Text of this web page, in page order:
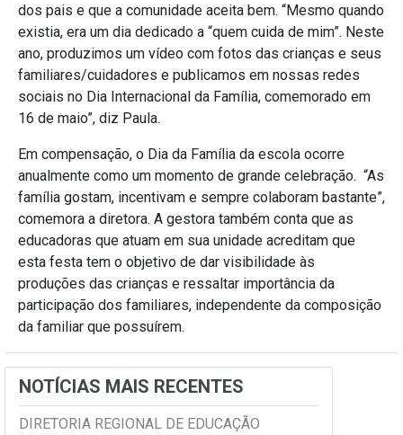
dos pais e que a comunidade aceita bem. “Mesmo quando
existia, era um dia dedicado a “quem cuida de mim”. Neste
ano, produzimos um vídeo com fotos das crianças e seus
familiares/cuidadores e publicamos em nossas redes
sociais no Dia Internacional da Família, comemorado em
16 de maio”, diz Paula.
Em compensação, o Dia da Família da escola ocorre
anualmente como um momento de grande celebração. “As
família gostam, incentivam e sempre colaboram bastante”,
comemora a diretora. A gestora também conta que as
educadoras que atuam em sua unidade acreditam que
esta festa tem o objetivo de dar visibilidade às
produções das crianças e ressaltar importância da
participação dos familiares, independente da composição
da familiar que possuírem.
NOTÍCIAS MAIS RECENTES
DIRETORIA REGIONAL DE EDUCAÇÃO